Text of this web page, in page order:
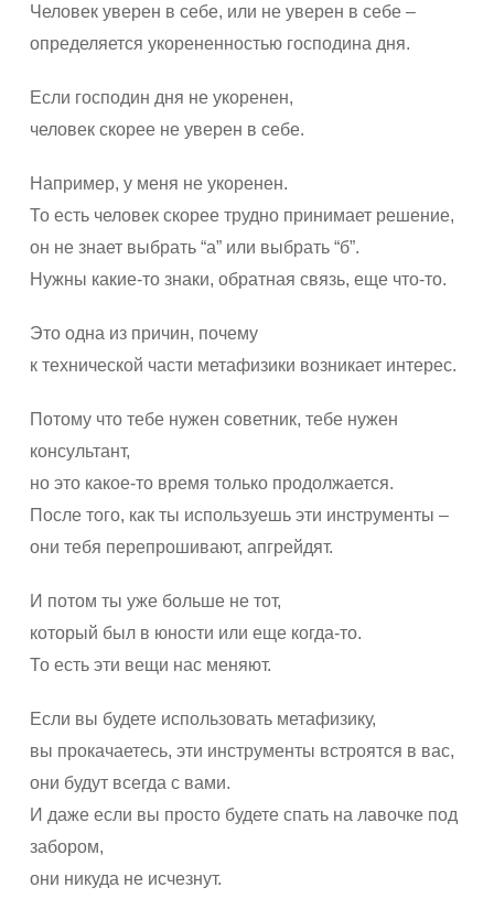
Человек уверен в себе, или не уверен в себе –
определяется укорененностью господина дня.
Если господин дня не укоренен,
человек скорее не уверен в себе.
Например, у меня не укоренен.
То есть человек скорее трудно принимает решение,
он не знает выбрать “а” или выбрать “б”.
Нужны какие-то знаки, обратная связь, еще что-то.
Это одна из причин, почему
к технической части метафизики возникает интерес.
Потому что тебе нужен советник, тебе нужен
консультант,
но это какое-то время только продолжается.
После того, как ты используешь эти инструменты –
они тебя перепрошивают, апгрейдят.
И потом ты уже больше не тот,
который был в юности или еще когда-то.
То есть эти вещи нас меняют.
Если вы будете использовать метафизику,
вы прокачаетесь, эти инструменты встроятся в вас,
они будут всегда с вами.
И даже если вы просто будете спать на лавочке под
забором,
они никуда не исчезнут.